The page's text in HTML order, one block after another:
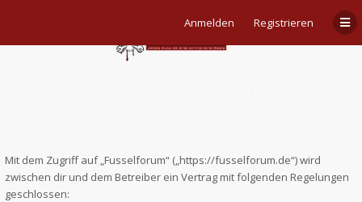
Anmelden Registrieren
Mit dem Zugriff auf „Fusselforum“ („https://fusselforum.de“) wird
zwischen dir und dem Betreiber ein Vertrag mit folgenden Regelungen
geschlossen: